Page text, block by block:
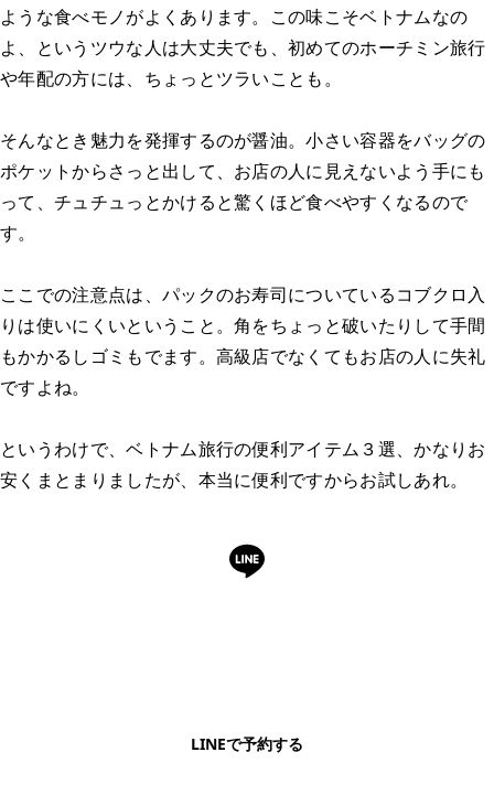
ような食べモノがよくあります。この味こそベトナムなの
よ、というツウな人は大丈夫でも、初めてのホーチミン旅行
や年配の方には、ちょっとツラいことも。
そんなとき魅力を発揮するのが醤油。小さい容器をバッグの
ポケットからさっと出して、お店の人に見えないよう手にも
って、チュチュっとかけると驚くほど食べやすくなるので
す。
ここでの注意点は、パックのお寿司についているコブクロ入
りは使いにくいということ。角をちょっと破いたりして手間
もかかるしゴミもでます。高級店でなくてもお店の人に失礼
ですよね。
というわけで、ベトナム旅行の便利アイテム３選、かなりお
安くまとまりましたが、本当に便利ですからお試しあれ。
LINEで予約する